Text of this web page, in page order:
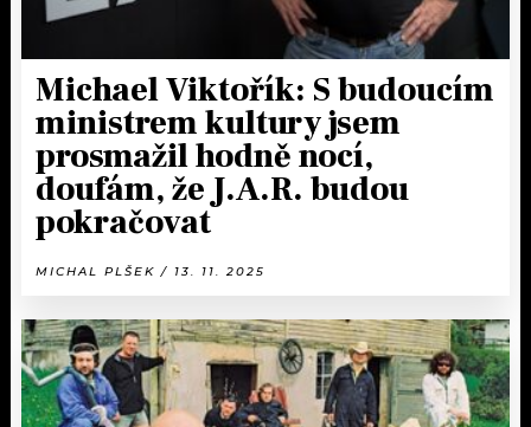
TRENDY
MIX
OSTATNÍ
Michael Viktořík: S budoucím
ministrem kultury jsem
prosmažil hodně nocí,
doufám, že J.A.R. budou
pokračovat
MICHAL PLŠEK / 13. 11. 2025